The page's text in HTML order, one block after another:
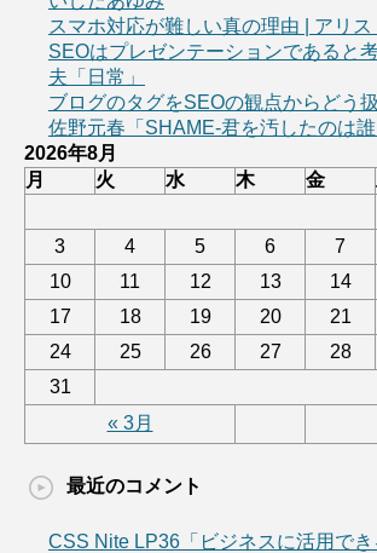
スマホ対応が難しい真の理由 | アリス
SEOはプレゼンテーションであると
夫「日常」
ブログのタグをSEOの観点からどう
佐野元春「SHAME-君を汚したのは誰
2026年8月
月
火 水 木 金
« 3月
3
4 5 6 7
10
11 12 13 14
17
18 19 20 21
24
25 26 27 28
31
最近のコメント
CSS Nite LP36「ビジネスに活用でき